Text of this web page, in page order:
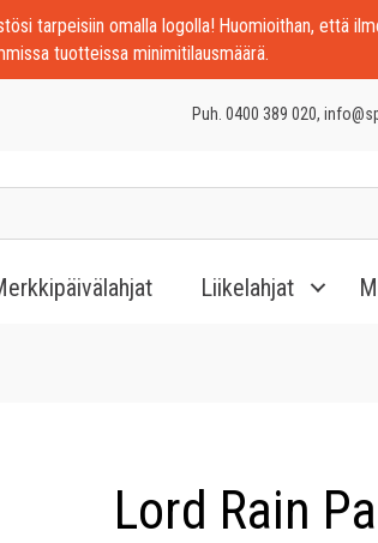
tarpeisiin omalla logolla! Huomioithan, että
tuotteissa minimitilausmäärä.
Puh. 0400 389 020,
Liikelahjat
Lord Rain